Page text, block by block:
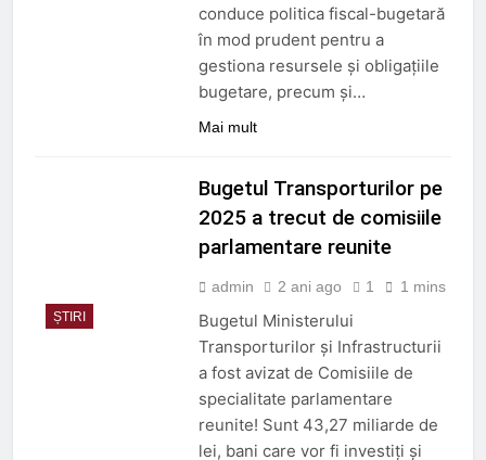
3 Luni Ago
DECIZIE nr. 24 din 12
februarie 2026
5 Luni Ago
conduce politica fiscal-bugetară
în mod prudent pentru a
gestiona resursele și obligațiile
bugetare, precum și…
Mai mult
ȘTIRI
Bugetul Transporturilor pe
2025 a trecut de comisiile
parlamentare reunite
admin 2 ani ago 1 1 mins
Bugetul Ministerului
Transporturilor și Infrastructurii
a fost avizat de Comisiile de
specialitate parlamentare
reunite! Sunt 43,27 miliarde de
lei, bani care vor fi investiți și